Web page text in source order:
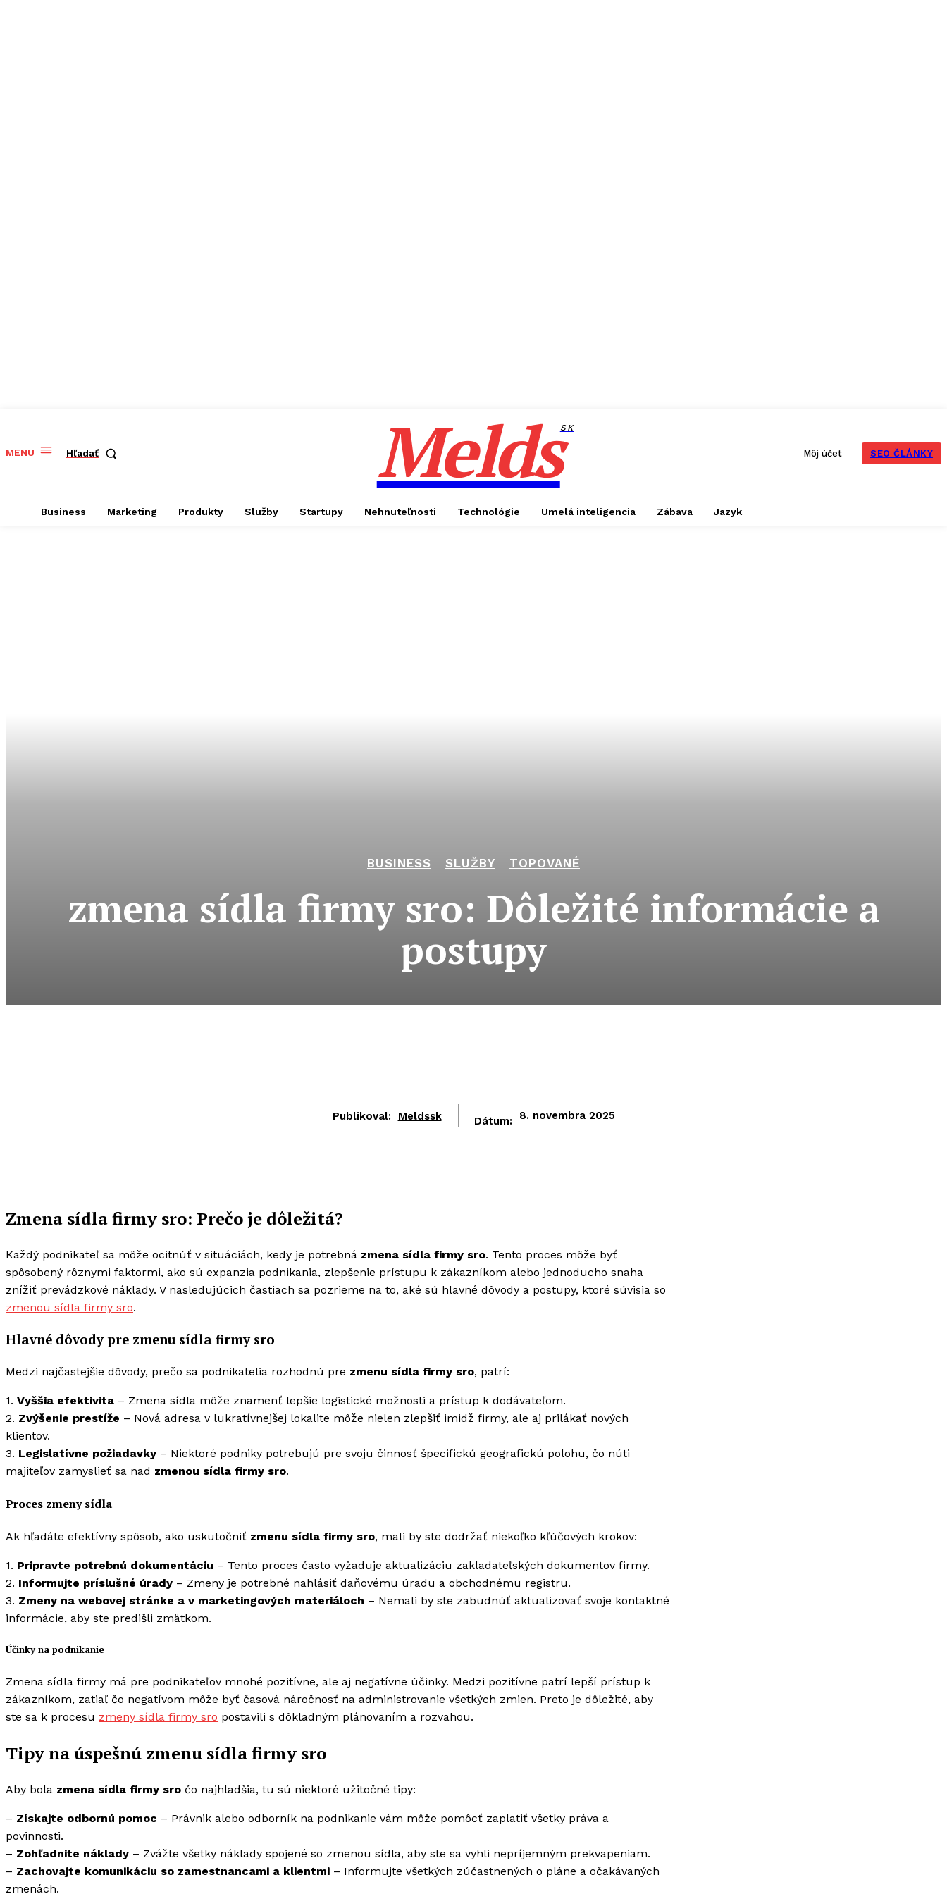
MENU Hľadať MeldsSK
Môj účet SEO ČLÁNKY
Business Marketing Produkty Služby Startupy Nehnuteľnosti Technológie Umelá inteligencia Zábava Jazyk
BUSINESS SLUŽBY TOPOVANÉ
zmena sídla firmy sro: Dôležité informácie a
postupy
Publikoval: Meldssk Dátum: 8. novembra 2025
Zmena sídla firmy sro: Prečo je dôležitá?
Každý podnikateľ sa môže ocitnúť v situáciách, kedy je potrebná zmena sídla firmy sro. Tento proces môže byť
spôsobený rôznymi faktormi, ako sú expanzia podnikania, zlepšenie prístupu k zákazníkom alebo jednoducho snaha
znížiť prevádzkové náklady. V nasledujúcich častiach sa pozrieme na to, aké sú hlavné dôvody a postupy, ktoré súvisia so
zmenou sídla firmy sro.
Hlavné dôvody pre zmenu sídla firmy sro
Medzi najčastejšie dôvody, prečo sa podnikatelia rozhodnú pre zmenu sídla firmy sro, patrí:
1. Vyššia efektivita – Zmena sídla môže znamenť lepšie logistické možnosti a prístup k dodávateľom.
2. Zvýšenie prestíže – Nová adresa v lukratívnejšej lokalite môže nielen zlepšiť imidž firmy, ale aj prilákať nových
klientov.
3. Legislatívne požiadavky – Niektoré podniky potrebujú pre svoju činnosť špecifickú geografickú polohu, čo núti
majiteľov zamyslieť sa nad zmenou sídla firmy sro.
Proces zmeny sídla
Ak hľadáte efektívny spôsob, ako uskutočniť zmenu sídla firmy sro, mali by ste dodržať niekoľko kľúčových krokov:
1. Pripravte potrebnú dokumentáciu – Tento proces často vyžaduje aktualizáciu zakladateľských dokumentov firmy.
2. Informujte príslušné úrady – Zmeny je potrebné nahlásiť daňovému úradu a obchodnému registru.
3. Zmeny na webovej stránke a v marketingových materiáloch – Nemali by ste zabudnúť aktualizovať svoje kontaktné
informácie, aby ste predišli zmätkom.
Účinky na podnikanie
Zmena sídla firmy má pre podnikateľov mnohé pozitívne, ale aj negatívne účinky. Medzi pozitívne patrí lepší prístup k
zákazníkom, zatiaľ čo negatívom môže byť časová náročnosť na administrovanie všetkých zmien. Preto je dôležité, aby
ste sa k procesu zmeny sídla firmy sro postavili s dôkladným plánovaním a rozvahou.
Tipy na úspešnú zmenu sídla firmy sro
Aby bola zmena sídla firmy sro čo najhladšia, tu sú niektoré užitočné tipy:
– Získajte odbornú pomoc – Právnik alebo odborník na podnikanie vám môže pomôcť zaplatiť všetky práva a
povinnosti.
– Zohľadnite náklady – Zvážte všetky náklady spojené so zmenou sídla, aby ste sa vyhli nepríjemným prekvapeniam.
– Zachovajte komunikáciu so zamestnancami a klientmi – Informujte všetkých zúčastnených o pláne a očakávaných
zmenách.